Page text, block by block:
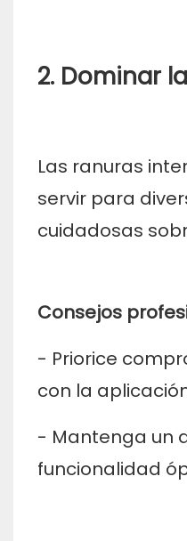
2. Dominar
Las ranuras
servir para
cuidadosas
Consejos
- Priorice
con la
- Mantenga un
funcionalidad